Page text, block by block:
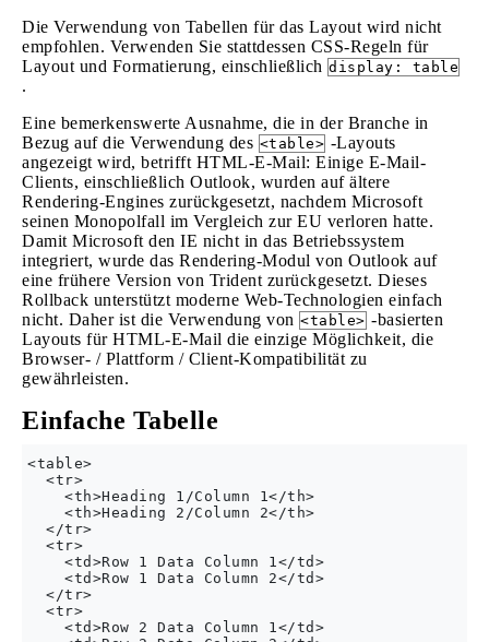
Die Verwendung von Tabellen für das Layout wird nicht
empfohlen. Verwenden Sie stattdessen CSS-Regeln für
Layout und Formatierung, einschließlich display: table
.
Eine bemerkenswerte Ausnahme, die in der Branche in
Bezug auf die Verwendung des <table> -Layouts
angezeigt wird, betrifft HTML-E-Mail: Einige E-Mail-
Clients, einschließlich Outlook, wurden auf ältere
Rendering-Engines zurückgesetzt, nachdem Microsoft
seinen Monopolfall im Vergleich zur EU verloren hatte.
Damit Microsoft den IE nicht in das Betriebssystem
integriert, wurde das Rendering-Modul von Outlook auf
eine frühere Version von Trident zurückgesetzt. Dieses
Rollback unterstützt moderne Web-Technologien einfach
nicht. Daher ist die Verwendung von <table> -basierten
Layouts für HTML-E-Mail die einzige Möglichkeit, die
Browser- / Plattform / Client-Kompatibilität zu
gewährleisten.
Einfache Tabelle
<table>
  <tr>
    <th>Heading 1/Column 1</th>
    <th>Heading 2/Column 2</th>
  </tr>
  <tr>
    <td>Row 1 Data Column 1</td>
    <td>Row 1 Data Column 2</td>
  </tr>
  <tr>
    <td>Row 2 Data Column 1</td>